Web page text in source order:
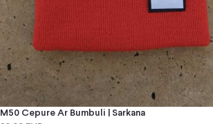
M50 Cepure Ar Bumbuli | Sarkana